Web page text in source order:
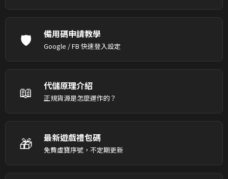
🛡️ 備用碼申請教學
Google / FB 快速登入設定
📖 代儲原理介紹
正規貨源是怎麼運作的？
🎁 最新遊戲禮包碼
免費虛寶序號，不定期更新